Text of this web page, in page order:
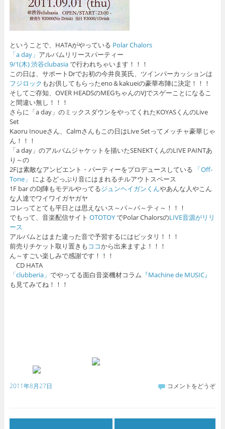
ということで、HATAがやっている Polar Chalors
「a day」 アルバムリリースパーティー
9/1(木) 渋谷clubasiaで行われちゃいます！！！
この日は、サポートDrでお初の今井良英氏、ツインパーカッションは
フジロック もお供してもらったeno＆kakueiの豪華布陣に決定！！！
そしてご存知、OVER HEADSのMEGちゃんのVJでスゲーことになるこ
と間違い無し！！！
さらに「a day」のミックスダウンをやってくれたKOYASくんのLive
Set
Kaoru Inoueさん、Calmさんもこの日はLive Setってメッチャ豪華じゃ
ん！！！
「a day」のアルバムジャケットを描いたSENEKTくんのLIVE PAINTあ
り～の
2Fは素敵なアンビエント・パーティーをプロデュースしている
「Off-
Tone」
によるどっぷり音にはまれるチルアウトスペース
1F bar のDJ陣もモデルやってるジュンヘイガンくんやあんな人やこん
な人達でワイワイガヤガヤ
コレってとても平日とは思えないス～パ～パ～ティ～！！！
でもって、音楽配信サイト OTOTOYでPolar ChalorsのLIVE音源がリリ
ース
アルバムとはまた違った音で予習するにはピッタリ！！！
前売りチケット取り置きも ココから出来ますよ！！！
ん～すごい楽しみで感謝です！！！
CD HATA
「clubberia」 でやってる面白音楽機材コラム 『Machine de MUSIC』
も見てみてね！！！
2011年8月27日 コメントをどうぞ